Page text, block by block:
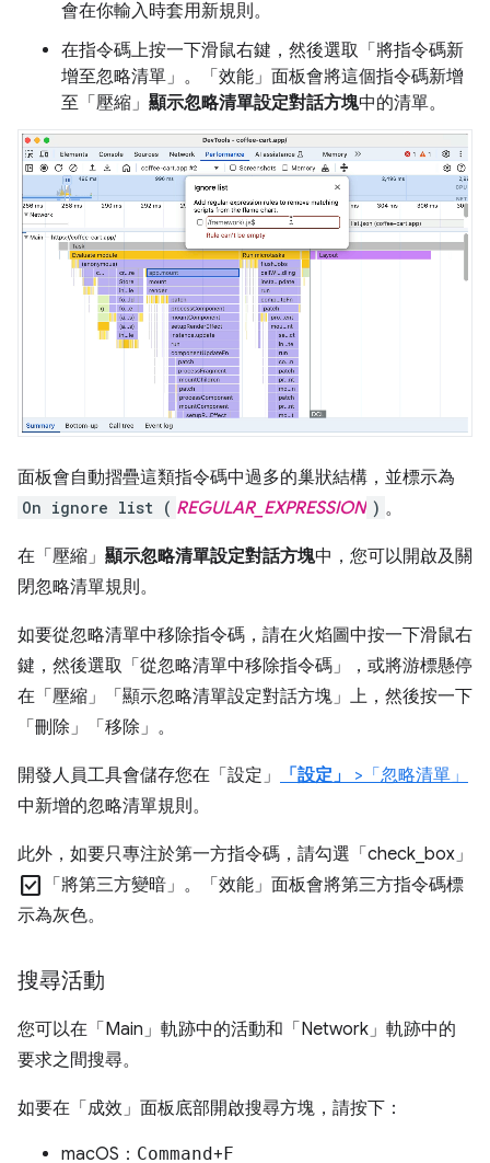
會在你輸入時套用新規則。
在指令碼上按一下滑鼠右鍵，然後選取「將指令碼新
增至忽略清單」 。「效能」 面板會將這個指令碼新增
至「壓縮」 顯示忽略清單設定對話方塊中的清單。
面板會自動摺疊這類指令碼中過多的巢狀結構，並標示為
On ignore list ( REGULAR_EXPRESSION ) 。
在「壓縮」 顯示忽略清單設定對話方塊中，您可以開啟及關
閉忽略清單規則。
如要從忽略清單中移除指令碼，請在火焰圖中按一下滑鼠右
鍵，然後選取「從忽略清單中移除指令碼」
，或將游標懸停
在「壓縮」
「顯示忽略清單設定對話方塊」 上，然後按一下
「刪除」
「移除」 。
開發人員工具會儲存您在「設定」 「設定」
>「忽略清單」
中新增的忽略清單規則。
此外，如要只專注於第一方指令碼，請勾選「check_box」
check_box 「將第三方變暗」 。「效能」 面板會將第三方指令碼標
示為灰色。
搜尋活動
您可以在「Main」 軌跡中的活動和「Network」 軌跡中的
要求之間搜尋。
如要在「成效」 面板底部開啟搜尋方塊，請按下：
macOS： Command+F